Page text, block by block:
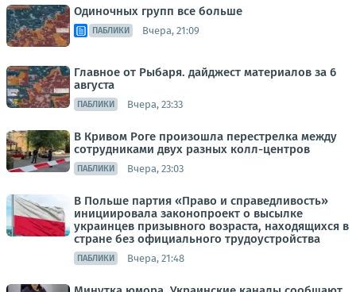
Одиночных групп все больше
ПАБЛИКИ Вчера, 21:09
Главное от Рыбаря. дайджест материалов за 6
августа
ПАБЛИКИ Вчера, 23:33
В Кривом Роге произошла перестрелка между
сотрудниками двух разных колл-центров
ПАБЛИКИ Вчера, 23:03
В Польше партия «Право и справедливость»
инициировала законопроект о высылке
украинцев призывного возраста, находящихся в
стране без официального трудоустройства
ПАБЛИКИ Вчера, 21:48